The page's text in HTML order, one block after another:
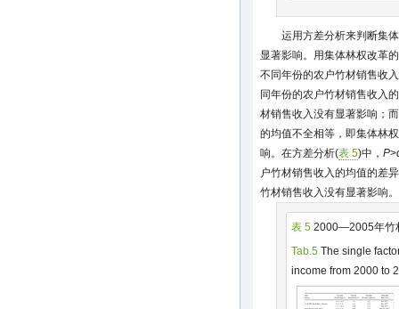
运用方差分析来判断集
显著影响。用集体林权改革
不同年份的农户竹材销售收
同年份的农户竹材销售收入
材销售收入没有显著影响；
的均值不全相等，即集体林
响。在方差分析(表 5)中， P>
户竹材销售收入的均值的差
竹材销售收入没有显著影响。
表 5 2000—2005年竹
Tab.5 The single
income from 2000 to